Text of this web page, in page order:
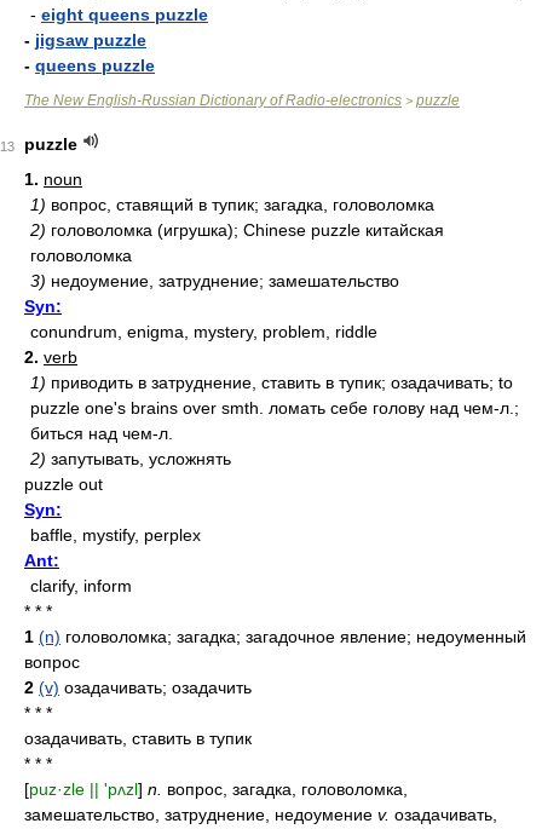
- eight queens puzzle
- jigsaw puzzle
- queens puzzle
The New English-Russian Dictionary of Radio-electronics > puzzle
13
puzzle
1. noun
1) вопрос, ставящий в тупик; загадка, головоломка
2) головоломка (игрушка); Chinese puzzle китайская
головоломка
3) недоумение, затруднение; замешательство
Syn:
conundrum, enigma, mystery, problem, riddle
2. verb
1) приводить в затруднение, ставить в тупик; озадачивать; to
puzzle one's brains over smth. ломать себе голову над чем-л.;
биться над чем-л.
2) запутывать, усложнять
puzzle out
Syn:
baffle, mystify, perplex
Ant:
clarify, inform
* * *
1 (n) головоломка; загадка; загадочное явление; недоуменный
вопрос
2 (v) озадачивать; озадачить
* * *
озадачивать, ставить в тупик
* * *
[puz·zle || 'pʌzl] n. вопрос, загадка, головоломка,
замешательство, затруднение, недоумение v. озадачивать,